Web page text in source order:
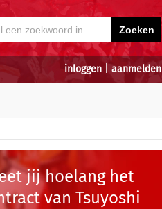
inloggen aanmelden
jij hoelang het
van Tsuyoshi